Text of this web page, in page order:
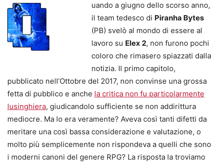
uando a giugno dello scorso anno,
il team tedesco di Piranha Bytes
(PB) svelò al mondo di essere al
lavoro su Elex 2, non furono pochi
coloro che rimasero spiazzati dalla
notizia. Il primo capitolo,
pubblicato nell’Ottobre del 2017, non convinse una grossa
fetta di pubblico e anche la critica non fu particolarmente
lusinghiera, giudicandolo sufficiente se non addirittura
mediocre. Ma lo era veramente? Aveva così tanti difetti da
meritare una così bassa considerazione e valutazione, o
molto più semplicemente non rispondeva a quelli che sono
i moderni canoni del genere RPG? La risposta la troviamo